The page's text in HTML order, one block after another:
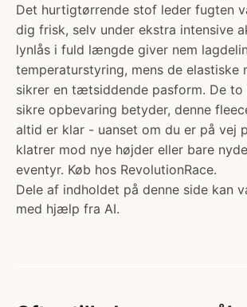
Det hurtigtørrende stof leder fugten
dig frisk, selv under ekstra intensive
lynlås i fuld længde giver nem
temperaturstyring, mens de elastiske
sikrer en tætsiddende pasform. De to
sikre opbevaring betyder, denne
altid er klar - uanset om du er på vej
klatrer mod nye højder eller bare
eventyr. Køb hos RevolutionRace.
Dele af indholdet på denne side kan
med hjælp fra AI.